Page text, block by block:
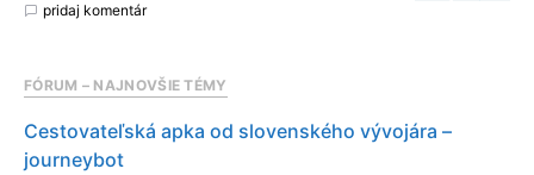
pridaj komentár
FÓRUM – NAJNOVŠIE TÉMY
Cestovateľská apka od slovenského vývojára –
journeybot